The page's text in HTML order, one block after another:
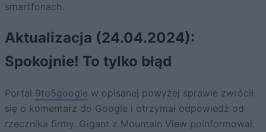
smartfonach.
Aktualizacja (24.04.2024):
Spokojnie! To tylko błąd
Portal 9to5google w opisanej powyżej sprawie zwrócił
się o komentarz do Google i otrzymał odpowiedź od
rzecznika firmy. Gigant z Mountain View poinformował,